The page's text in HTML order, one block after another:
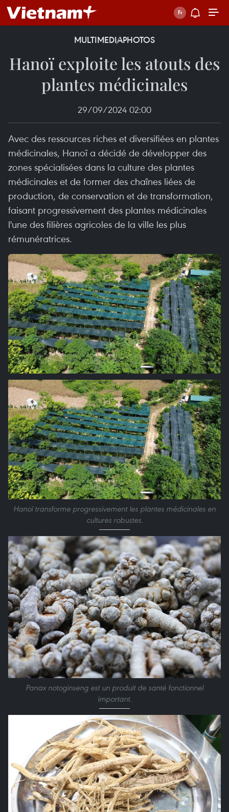
MULTIMEDIAPHOTOS
Hanoï exploite les atouts des
plantes médicinales
29/09/2024 02:00
Avec des ressources riches et diversifiées en plantes
médicinales, Hanoï a décidé de développer des
zones spécialisées dans la culture des plantes
médicinales et de former des chaînes liées de
production, de conservation et de transformation,
faisant progressivement des plantes médicinales
l'une des filières agricoles de la ville les plus
rémunératrices.
Hanoï transforme progressivement les plantes médicinales en
cultures robustes.
Panax notoginseng est un produit de santé fonctionnel
important.